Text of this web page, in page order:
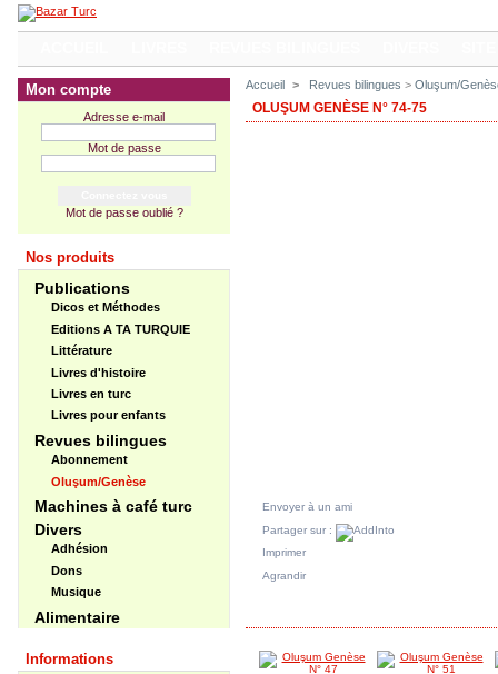
Mon compte
Adresse e-mail
Mot de passe
Mot de passe oublié ?
Nos produits
Publications
Dicos et Méthodes
Editions A TA TURQUIE
Littérature
Livres d'histoire
Livres en turc
Livres pour enfants
Revues bilingues
Abonnement
Oluşum/Genèse
Machines à café turc
Divers
Adhésion
Dons
Musique
Alimentaire
Informations
Accueil > Revues bilingues >Oluşum/
OLUŞUM GENÈSE N° 74-75
Envoyer à un ami
Partager sur :
Imprimer
Agrandir